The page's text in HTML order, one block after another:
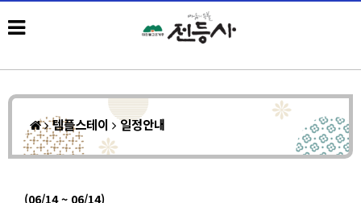
템플스테이 일정안내
(06/14 ~ 06/14)